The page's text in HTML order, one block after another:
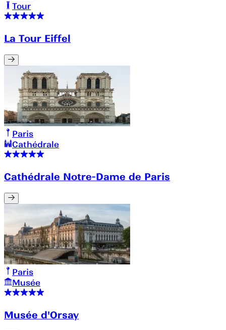
Tour
La Tour Eiffel
Paris
Cathédrale
Cathédrale Notre-Dame de Paris
Paris
Musée
Musée d'Orsay